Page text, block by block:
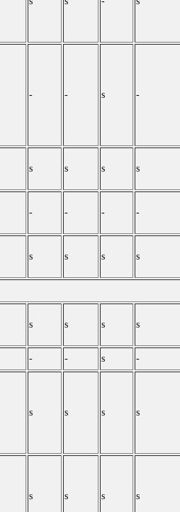
- - s -
s s s s
- - - -
s s s s
s s s s
- - s -
s s s s
s s s s